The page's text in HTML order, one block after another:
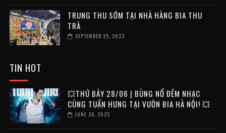
TRUNG THU SỚM TẠI NHÀ HÀNG BIA THU
TRÀ
SEPTEMBER 25, 2023
TIN HOT
💥THỨ BẢY 28/06 | BÙNG NỔ ĐÊM NHẠC
CÙNG TUẤN HƯNG TẠI VƯỜN BIA HÀ NỘI! 💥
JUNE 26, 2025